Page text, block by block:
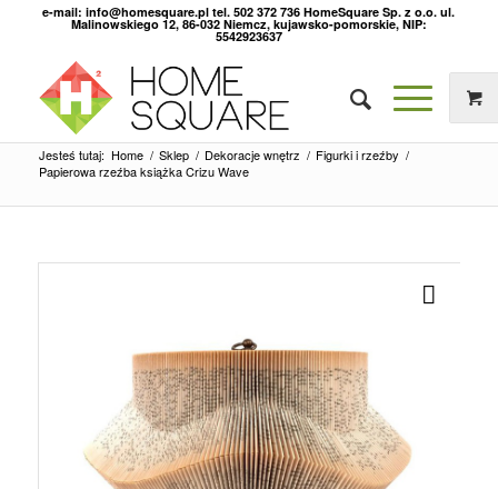
e-mail: info@homesquare.pl tel. 502 372 736 HomeSquare Sp. z o.o. ul.
Malinowskiego 12, 86-032 Niemcz, kujawsko-pomorskie, NIP:
5542923637
Jesteś tutaj: Home / Sklep / Dekoracje wnętrz / Figurki i rzeźby /
Papierowa rzeźba książka Crizu Wave